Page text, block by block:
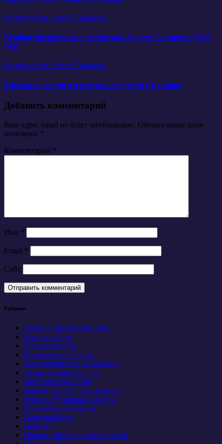
Фотогалерея Сергея Склярова
Вербное воскресенье в репортаже Сергея Склярова (2018
год)
Фотогалерея Сергея Склярова
6 февраля состоится отпевание Сергея Склярова
Добавить комментарий
Ваш адрес email не будет опубликован. Обязательные поля
помечены *
Комментарий *
Имя *
Email *
Сайт
Рубрики
Акафист на каждый день
Беседы о Боге
Библейский час
Богословские курсы
Восстановительные работы
Душеполезное чтение
Заметки отца Петра
Записи занятий всех курсов
Кружок Духовная культура
Мужской хор Анести
Народный хор
Новости
Новости Богословских курсов